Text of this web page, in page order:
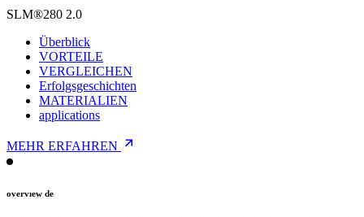
SLM®280 2.0
Überblick
VORTEILE
VERGLEICHEN
Erfolgsgeschichten
MATERIALIEN
applications
MEHR ERFAHREN
overvıew de